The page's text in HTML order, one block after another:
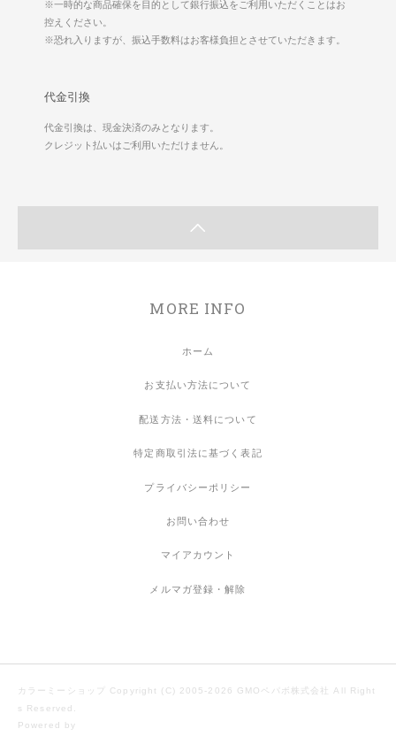
※一時的な商品確保を目的として銀行振込をご利用いただくことはお
控えください。
※恐れ入りますが、振込手数料はお客様負担とさせていただきます。
代金引換
代金引換は、現金決済のみとなります。
クレジット払いはご利用いただけません。
MORE INFO
ホーム
お支払い方法について
配送方法・送料について
特定商取引法に基づく表記
プライバシーポリシー
お問い合わせ
マイアカウント
メルマガ登録・解除
カラーミーショップ Copyright (C) 2005-2026 GMOペパボ株式会社
All Right
s Reserved.
Powered by